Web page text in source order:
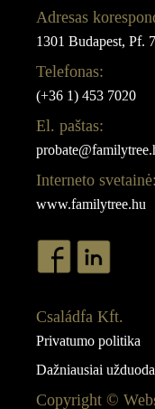
Adresas
1301 Budapest, Pf.
Telefonas:
(+36 1) 453 7020
El. paštas:
Interneto svetainė:
www.familytree.hu
Családfa Kft.
Privatumo politika
Dažniausiai
Copyright ©